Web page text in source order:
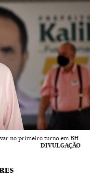
no primeiro turno em BH.
DIVULGAÇÃO